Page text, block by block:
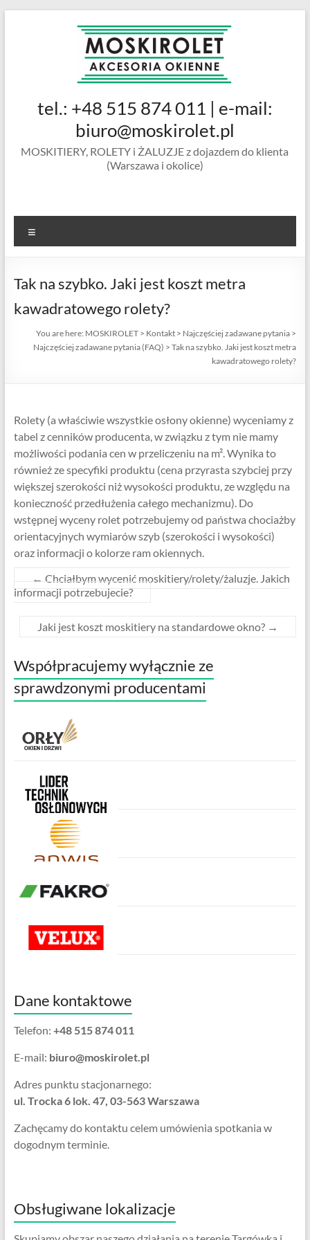
MOSKIROLET
siatki na
okienne |
ramkowe i
drzwiowe
tel.: +48 515 874 011 | e-mail:
biuro@moskirolet.pl
MOSKITIERY, ROLETY i ŻALUZJE z dojazdem do klienta
(Warszawa i okolice)
Tak na szybko. Jaki jest koszt metra
kawadratowego rolety?
You are here: MOSKIROLET > Kontakt > Najczęściej zadawane pytania >
Najczęściej zadawane pytania (FAQ) >Tak na szybko. Jaki jest koszt metra
kawadratowego rolety?
Rolety (a właściwie wszystkie osłony okienne) wyceniamy z
tabel z cenników producenta, w związku z tym nie mamy
możliwości podania cen w przeliczeniu na m². Wynika to
również ze specyfiki produktu (cena przyrasta szybciej przy
większej szerokości niż wysokości produktu, ze względu na
konieczność przedłużenia całego mechanizmu). Do
wstępnej wyceny rolet potrzebujemy od państwa chociażby
orientacyjnych wymiarów szyb (szerokości i wysokości)
oraz informacji o kolorze ram okiennych.
← Chciałbym wycenić moskitiery/rolety/żaluzje. Jakich
informacji potrzebujecie?
Jaki jest koszt moskitiery na standardowe okno? →
Współpracujemy wyłącznie ze
sprawdzonymi producentami
Dane kontaktowe
Telefon: +48 515 874 011
E-mail: biuro@moskirolet.pl
Adres punktu stacjonarnego:
ul. Trocka 6 lok. 47, 03-563 Warszawa
Zachęcamy do kontaktu celem umówienia spotkania w
dogodnym terminie.
Obsługiwane lokalizacje